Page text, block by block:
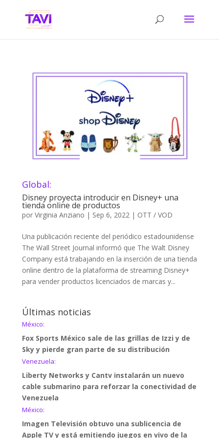
Global:
Disney proyecta introducir en Disney+ una
tienda online de productos
por Virginia Anziano | Sep 6, 2022 | OTT / VOD
Una publicación reciente del periódico estadounidense
The Wall Street Journal informó que The Walt Disney
Company está trabajando en la inserción de una tienda
online dentro de la plataforma de streaming Disney+
para vender productos licenciados de marcas y...
Últimas noticias
México:
Fox Sports México sale de las grillas de Izzi y de
Sky y pierde gran parte de su distribución
Venezuela:
Liberty Networks y Cantv instalarán un nuevo
cable submarino para reforzar la conectividad de
Venezuela
México:
Imagen Televisión obtuvo una sublicencia de
Apple TV y está emitiendo juegos en vivo de la